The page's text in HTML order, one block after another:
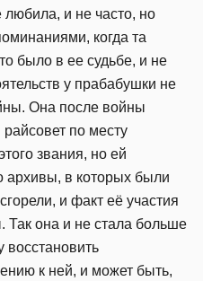
и не часто, но
когда та
было в ее судьбе, и не
у прабабушки не
Она после войны
по месту
звания, но ей
архивы, в которых были
и факт её участия
Так она и не стала больше
восстановить
к ней, и может быть,